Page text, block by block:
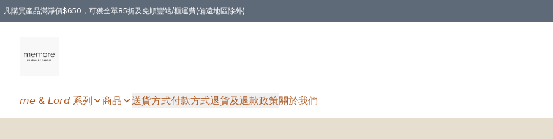
凡購買產品滿淨價$650，可獲全單85折及免順豐站/櫃運費(偏遠地區除外)
𝘮𝘦 & 𝘓𝘰𝘳𝘥 系列 商品 送貨方式付款方式退貨及退款政策關於我們